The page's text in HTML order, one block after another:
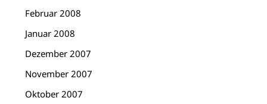
Februar 2008
Januar 2008
Dezember 2007
November 2007
Oktober 2007